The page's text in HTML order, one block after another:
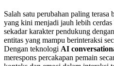
Salah satu perubahan paling
yang kini menjadi jauh lebih
sekadar karakter pendukung
entitas yang mampu berinteraksi
Dengan teknologi AI
merespons percakapan pemain